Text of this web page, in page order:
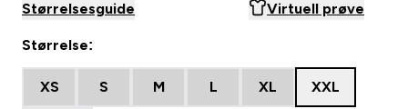
Størrelsesguide Virtuell prøve
Størrelse:
XS S M L XL XXL